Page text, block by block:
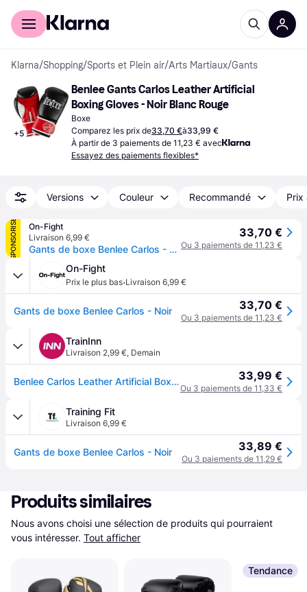
Acheter avec Klarna
Klarna/Shopping/Sports et Plein air/Arts Martiaux/Gants
+5
Benlee Gants Carlos Leather Artificial
Boxing Gloves - Noir Blanc Rouge
Boxe
Comparez les prix de33,70 €à33,99 €
À partir de 3 paiements de 11,23 € avec
Essayez des paiements flexibles*
Versions Couleur Recommandé Prix
SPONSORISÉ
On-Fight
Livraison 6,99 €
Gants de boxe Benlee Carlos - Noir
33,70 €
Ou 3 paiements de 11,23 €
On-Fight
Prix le plus bas·Livraison 6,99 €
Gants de boxe Benlee Carlos - Noir 33,70 €
Ou 3 paiements de 11,23 €
TrainInn
Livraison 2,99 €, Demain
Benlee Carlos Leather Artificial Boxing Gloves Noir 10 oz 33,99 €
Ou 3 paiements de 11,33 €
Training Fit
Livraison 6,99 €
Gants de boxe Benlee Carlos - Noir 33,89 €
Ou 3 paiements de 11,29 €
Produits similaires
Nous avons choisi une sélection de produits qui pourraient
vous intéresser. Tout afficher
Tendance